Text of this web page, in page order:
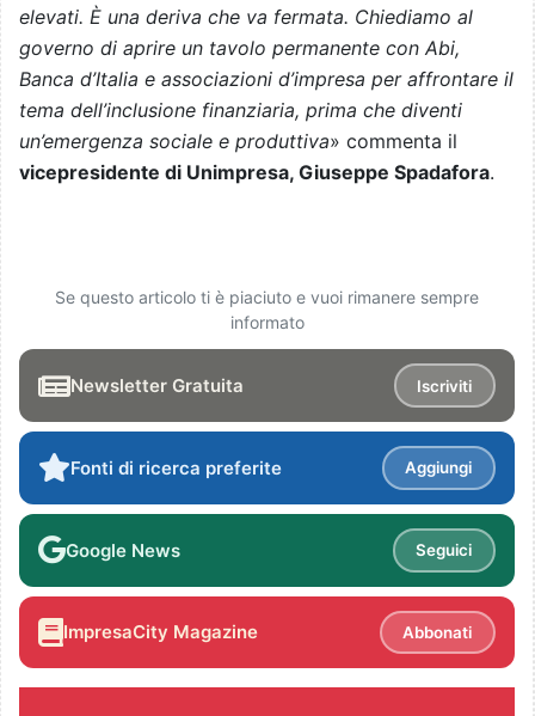
elevati. È una deriva che va fermata. Chiediamo al
governo di aprire un tavolo permanente con Abi,
Banca d’Italia e associazioni d’impresa per affrontare il
tema dell’inclusione finanziaria, prima che diventi
un’emergenza sociale e produttiva» commenta il
vicepresidente di Unimpresa, Giuseppe Spadafora.
Se questo articolo ti è piaciuto e vuoi rimanere sempre
informato
Newsletter Gratuita Iscriviti
Fonti di ricerca preferite Aggiungi
Google News Seguici
ImpresaCity Magazine Abbonati